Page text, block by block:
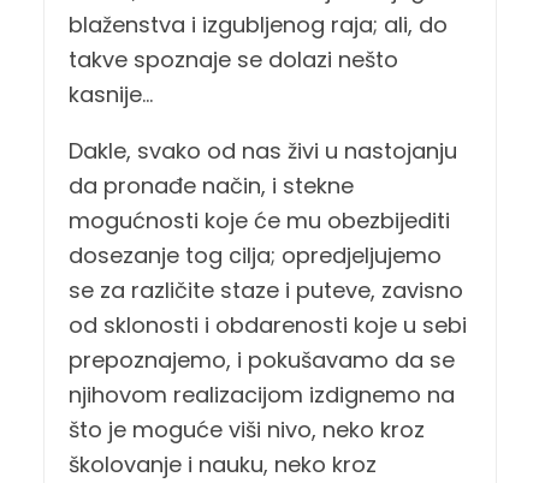
blaženstva i izgubljenog raja; ali, do
takve spoznaje se dolazi nešto
kasnije…
Dakle, svako od nas živi u nastojanju
da pronađe način, i stekne
mogućnosti koje će mu obezbijediti
dosezanje tog cilja; opredjeljujemo
se za različite staze i puteve, zavisno
od sklonosti i obdarenosti koje u sebi
prepoznajemo, i pokušavamo da se
njihovom realizacijom izdignemo na
što je moguće viši nivo, neko kroz
školovanje i nauku, neko kroz